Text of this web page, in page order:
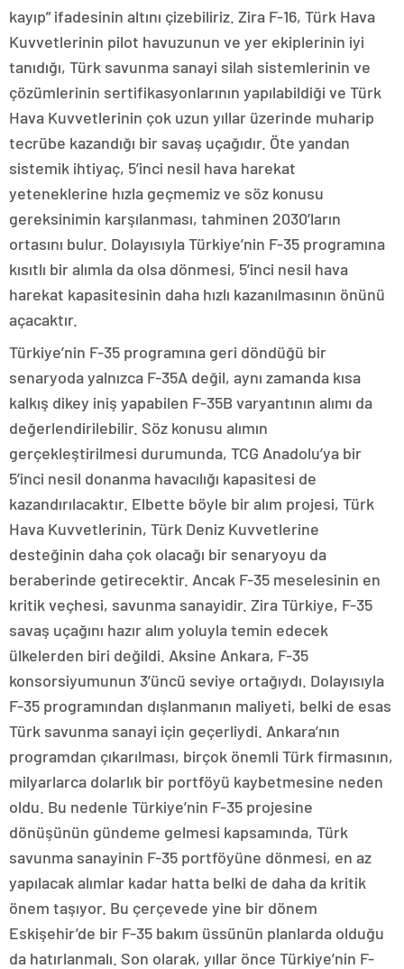
kayıp” ifadesinin altını çizebiliriz. Zira F-16, Türk Hava
Kuvvetlerinin pilot havuzunun ve yer ekiplerinin iyi
tanıdığı, Türk savunma sanayi silah sistemlerinin ve
çözümlerinin sertifikasyonlarının yapılabildiği ve Türk
Hava Kuvvetlerinin çok uzun yıllar üzerinde muharip
tecrübe kazandığı bir savaş uçağıdır. Öte yandan
sistemik ihtiyaç, 5’inci nesil hava harekat
yeteneklerine hızla geçmemiz ve söz konusu
gereksinimin karşılanması, tahminen 2030’ların
ortasını bulur. Dolayısıyla Türkiye’nin F-35 programına
kısıtlı bir alımla da olsa dönmesi, 5’inci nesil hava
harekat kapasitesinin daha hızlı kazanılmasının önünü
açacaktır.
Türkiye’nin F-35 programına geri döndüğü bir
senaryoda yalnızca F-35A değil, aynı zamanda kısa
kalkış dikey iniş yapabilen F-35B varyantının alımı da
değerlendirilebilir. Söz konusu alımın
gerçekleştirilmesi durumunda, TCG Anadolu’ya bir
5’inci nesil donanma havacılığı kapasitesi de
kazandırılacaktır. Elbette böyle bir alım projesi, Türk
Hava Kuvvetlerinin, Türk Deniz Kuvvetlerine
desteğinin daha çok olacağı bir senaryoyu da
beraberinde getirecektir. Ancak F-35 meselesinin en
kritik veçhesi, savunma sanayidir. Zira Türkiye, F-35
savaş uçağını hazır alım yoluyla temin edecek
ülkelerden biri değildi. Aksine Ankara, F-35
konsorsiyumunun 3’üncü seviye ortağıydı. Dolayısıyla
F-35 programından dışlanmanın maliyeti, belki de esas
Türk savunma sanayi için geçerliydi. Ankara’nın
programdan çıkarılması, birçok önemli Türk firmasının,
milyarlarca dolarlık bir portföyü kaybetmesine neden
oldu. Bu nedenle Türkiye’nin F-35 projesine
dönüşünün gündeme gelmesi kapsamında, Türk
savunma sanayinin F-35 portföyüne dönmesi, en az
yapılacak alımlar kadar hatta belki de daha da kritik
önem taşıyor. Bu çerçevede yine bir dönem
Eskişehir’de bir F-35 bakım üssünün planlarda olduğu
da hatırlanmalı. Son olarak, yıllar önce Türkiye’nin F-